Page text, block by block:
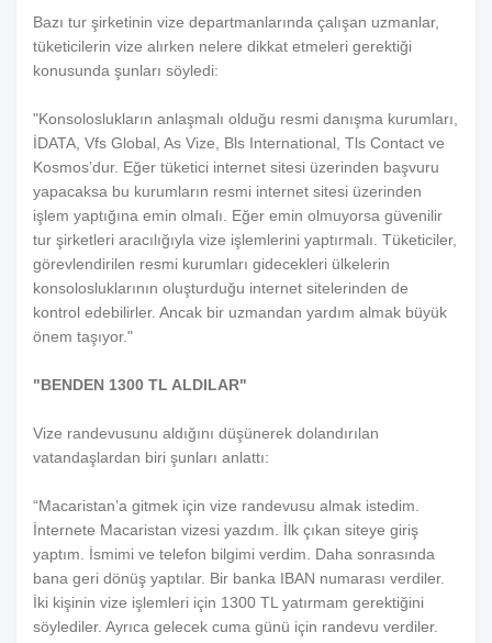
Bazı tur şirketinin vize departmanlarında çalışan uzmanlar,
tüketicilerin vize alırken nelere dikkat etmeleri gerektiği
konusunda şunları söyledi:
"Konsoloslukların anlaşmalı olduğu resmi danışma kurumları,
İDATA, Vfs Global, As Vize, Bls International, Tls Contact ve
Kosmos’dur. Eğer tüketici internet sitesi üzerinden başvuru
yapacaksa bu kurumların resmi internet sitesi üzerinden
işlem yaptığına emin olmalı. Eğer emin olmuyorsa güvenilir
tur şirketleri aracılığıyla vize işlemlerini yaptırmalı. Tüketiciler,
görevlendirilen resmi kurumları gidecekleri ülkelerin
konsolosluklarının oluşturduğu internet sitelerinden de
kontrol edebilirler. Ancak bir uzmandan yardım almak büyük
önem taşıyor."
"BENDEN 1300 TL ALDILAR"
Vize randevusunu aldığını düşünerek dolandırılan
vatandaşlardan biri şunları anlattı:
“Macaristan’a gitmek için vize randevusu almak istedim.
İnternete Macaristan vizesi yazdım. İlk çıkan siteye giriş
yaptım. İsmimi ve telefon bilgimi verdim. Daha sonrasında
bana geri dönüş yaptılar. Bir banka IBAN numarası verdiler.
İki kişinin vize işlemleri için 1300 TL yatırmam gerektiğini
söylediler. Ayrıca gelecek cuma günü için randevu verdiler.